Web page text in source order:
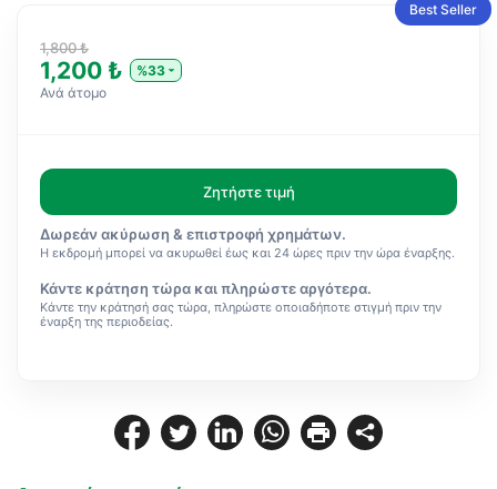
Best Seller
1,800 ₺
1,200 ₺
%33
Ανά άτομο
Ζητήστε τιμή
Δωρεάν ακύρωση & επιστροφή χρημάτων.
Η εκδρομή μπορεί να ακυρωθεί έως και 24 ώρες πριν την ώρα έναρξης.
Κάντε κράτηση τώρα και πληρώστε αργότερα.
Κάντε την κράτησή σας τώρα, πληρώστε οποιαδήποτε στιγμή πριν την
έναρξη της περιοδείας.